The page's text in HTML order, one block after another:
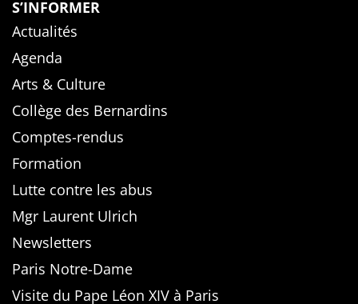
S’INFORMER
Actualités
Agenda
Arts & Culture
Collège des Bernardins
Comptes-rendus
Formation
Lutte contre les abus
Mgr Laurent Ulrich
Newsletters
Paris Notre-Dame
Visite du Pape Léon XIV à Paris